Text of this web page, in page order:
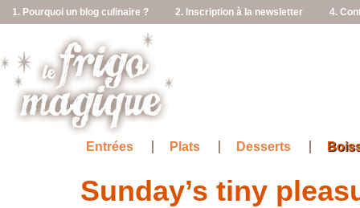
1. Pourquoi un blog culinaire ? 2. Inscription à la newsletter 4.
Entrées Plats Desserts
Sunday’s tiny